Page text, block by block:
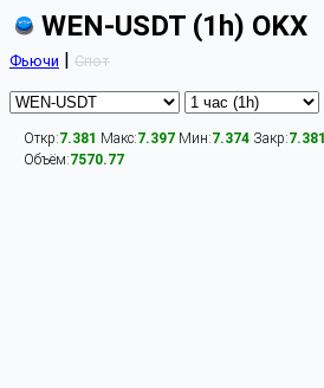
WEN-USDT (1h) OKX
Фьючи | Спот
Откр:7.381 Макс:7.397 Мин:7.374 Закр:7.381
Объём:7570.77